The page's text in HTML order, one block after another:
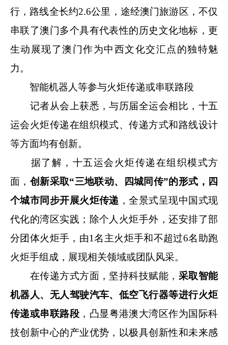
行，路线全长约2.6公里，途经澳门旅游区，不仅
串联了澳门多个具有代表性的历史文化地标，更
生动展现了澳门作为中西文化交汇点的独特魅
力。
智能机器人等参与火炬传递或串联路段
记者从会上获悉，与历届全运会相比，十五
运会火炬传递在组织模式、传递方式和路线设计
等方面均有创新。
据了解，十五运会火炬传递在组织模式方
面， 创新采取“三地联动、四城同传”的形式，四
个城市同步开展火炬传递 ，全景式呈现中国式现
代化的湾区实践；除个人火炬手外，还安排了部
分团体火炬手，由1名主火炬手和不超过6名助跑
火炬手组成，展现相关领域或团队风采。
在传递方式方面，坚持科技赋能， 采取智能
机器人、无人驾驶汽车、低空飞行器等进行火炬
传递或串联路段 ，凸显粤港澳大湾区作为国际科
技创新中心的产业优势，以极具创新性和未来感